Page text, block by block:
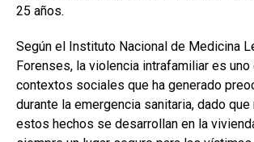
25 años.
Según el Instituto Nacional de Medicina
Forenses, la violencia intrafamiliar es uno
contextos sociales que ha generado
durante la emergencia sanitaria, dado
estos hechos se desarrollan en la